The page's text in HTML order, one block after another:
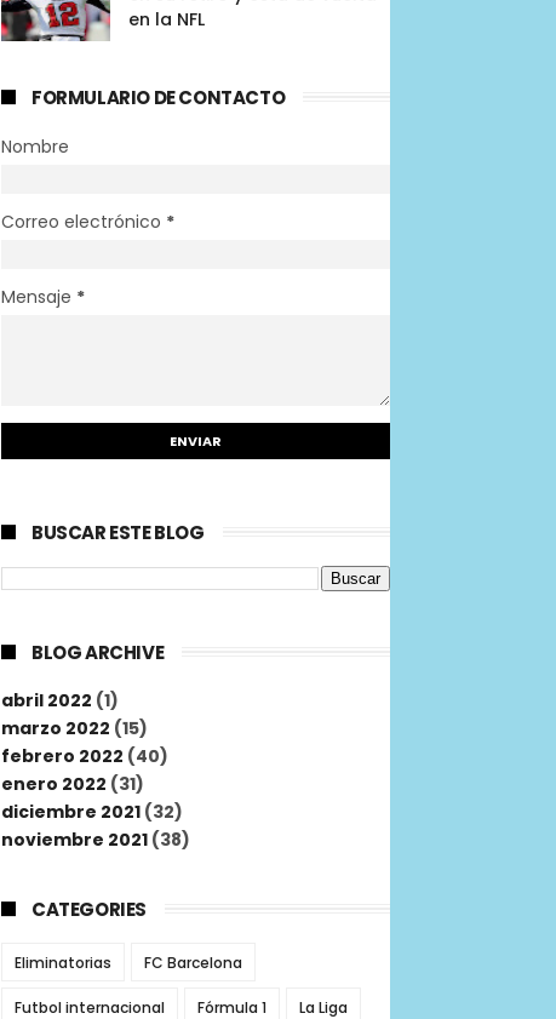
en la NFL
FORMULARIO DE CONTACTO
Nombre
Correo electrónico *
Mensaje *
BUSCAR ESTE BLOG
BLOG ARCHIVE
abril 2022 (1)
marzo 2022 (15)
febrero 2022 (40)
enero 2022 (31)
diciembre 2021 (32)
noviembre 2021 (38)
CATEGORIES
Eliminatorias FC Barcelona
Futbol internacional Fórmula 1 La Liga